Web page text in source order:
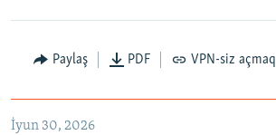
Paylaş PDF VPN-siz açmaq
İyun 30, 2026